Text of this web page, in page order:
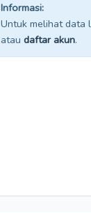
Informasi:
Untuk melihat data
atau daftar akun.